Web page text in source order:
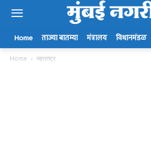
Home ताज्या बातम्या मंत्रालय विधानमंडळ
Home महाराष्ट्र